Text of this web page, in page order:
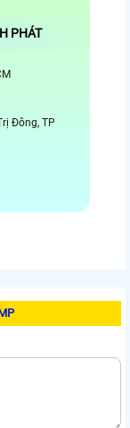
PHÁT
Đông, TP